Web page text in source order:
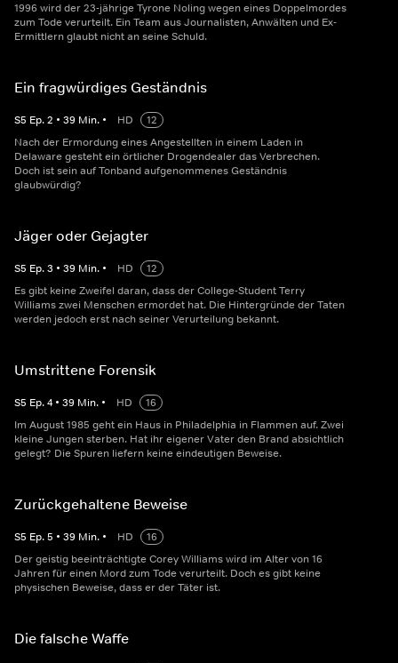
1996 wird der 23-jährige Tyrone Noling wegen eines Doppelmordes
zum Tode verurteilt. Ein Team aus Journalisten, Anwälten und Ex-
Ermittlern glaubt nicht an seine Schuld.
Ein fragwürdiges Geständnis
S5 Ep.2 • 39 Min. • HD
12
Nach der Ermordung eines Angestellten in einem Laden in
Delaware gesteht ein örtlicher Drogendealer das Verbrechen.
Doch ist sein auf Tonband aufgenommenes Geständnis
glaubwürdig?
Jäger oder Gejagter
S5 Ep.3 • 39 Min. • HD
12
Es gibt keine Zweifel daran, dass der College-Student Terry
Williams zwei Menschen ermordet hat. Die Hintergründe der Taten
werden jedoch erst nach seiner Verurteilung bekannt.
Umstrittene Forensik
S5 Ep.4 • 39 Min. • HD
16
Im August 1985 geht ein Haus in Philadelphia in Flammen auf. Zwei
kleine Jungen sterben. Hat ihr eigener Vater den Brand absichtlich
gelegt? Die Spuren liefern keine eindeutigen Beweise.
Zurückgehaltene Beweise
S5 Ep.5 • 39 Min. • HD
16
Der geistig beeinträchtigte Corey Williams wird im Alter von 16
Jahren für einen Mord zum Tode verurteilt. Doch es gibt keine
physischen Beweise, dass er der Täter ist.
Die falsche Waffe